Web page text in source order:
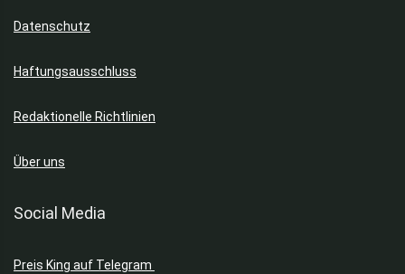
Datenschutz
Haftungsausschluss
Redaktionelle Richtlinien
Über uns
Social Media
Preis King auf Telegram